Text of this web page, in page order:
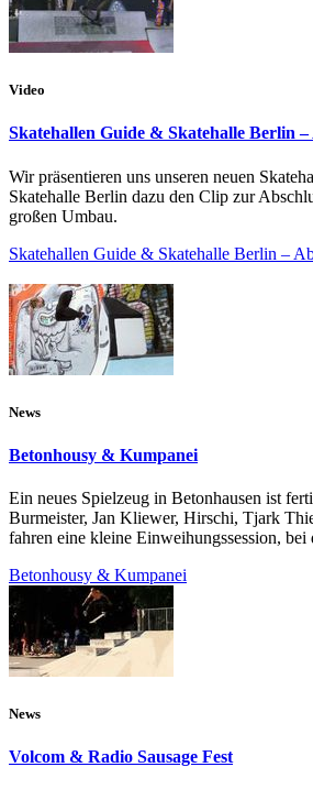
Video
Skatehallen Guide & Skatehalle Berlin –
Wir präsentieren uns unseren neuen
Skatehalle Berlin dazu den Clip zur
großen Umbau.
Skatehallen Guide & Skatehalle Berlin –
News
Betonhousy & Kumpanei
Ein neues Spielzeug in Betonhausen ist
Burmeister, Jan Kliewer, Hirschi, Tjark
fahren eine kleine Einweihungssession, bei
Betonhousy & Kumpanei
News
Volcom & Radio Sausage Fest